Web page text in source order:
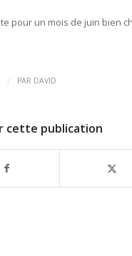
pour un mois de juin bien
/ PAR DAVID
cette publication